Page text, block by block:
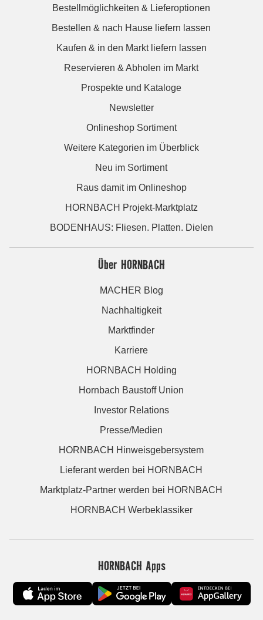
Bestellmöglichkeiten & Lieferoptionen
Bestellen & nach Hause liefern lassen
Kaufen & in den Markt liefern lassen
Reservieren & Abholen im Markt
Prospekte und Kataloge
Newsletter
Onlineshop Sortiment
Weitere Kategorien im Überblick
Neu im Sortiment
Raus damit im Onlineshop
HORNBACH Projekt-Marktplatz
BODENHAUS: Fliesen. Platten. Dielen
Über HORNBACH
MACHER Blog
Nachhaltigkeit
Marktfinder
Karriere
HORNBACH Holding
Hornbach Baustoff Union
Investor Relations
Presse/Medien
HORNBACH Hinweisgebersystem
Lieferant werden bei HORNBACH
Marktplatz-Partner werden bei HORNBACH
HORNBACH Werbeklassiker
HORNBACH Apps